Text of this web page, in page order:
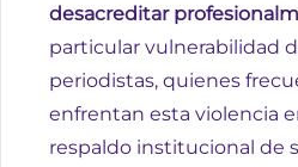
desacreditar
particular vulnerabilidad
periodistas, quienes
enfrentan esta violencia
respaldo institucional de